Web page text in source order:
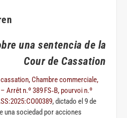
una sentencia de la
Cour de Cassation
Chambre commerciale,
Arrêt n.º 389 FS‑B, pourvoi n.º
, dictado el 9 de
una sociedad por acciones